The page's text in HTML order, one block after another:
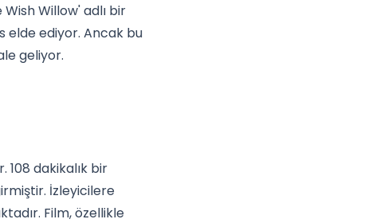
Willow' adlı bir
elde ediyor. Ancak bu
geliyor.
108 dakikalık bir
İzleyicilere
Film, özellikle